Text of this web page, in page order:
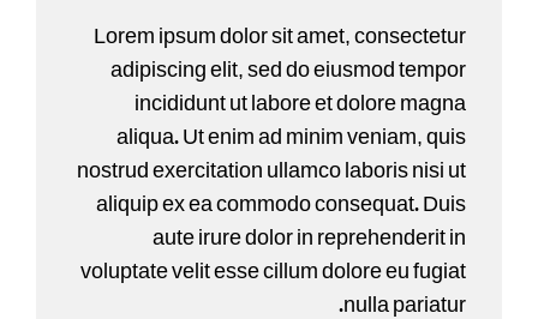
Lorem ipsum dolor sit amet, consectetur
adipiscing elit, sed do eiusmod tempor
incididunt ut labore et dolore magna
aliqua. Ut enim ad minim veniam, quis
nostrud exercitation ullamco laboris nisi ut
aliquip ex ea commodo consequat. Duis
aute irure dolor in reprehenderit in
voluptate velit esse cillum dolore eu fugiat
nulla pariatur.